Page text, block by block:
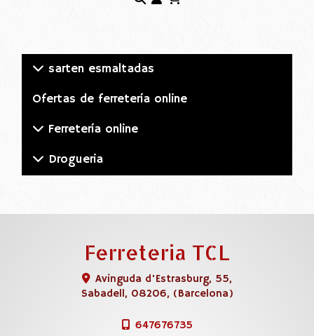
sarten esmaltadas
Ofertas de ferretería online
Ferretería online
Drogueria
Ferreteria TCL
Avinguda d'Estrasburg, 55,
Sabadell, 08206, (Barcelona)
647676735